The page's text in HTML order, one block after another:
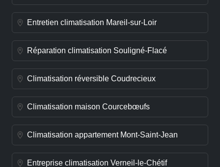
Entretien climatisation Mareil-sur-Loir
Réparation climatisation Souligné-Flacé
Climatisation réversible Coudrecieux
Climatisation maison Courcebœufs
Climatisation appartement Mont-Saint-Jean
Entreprise climatisation Verneil-le-Chétif